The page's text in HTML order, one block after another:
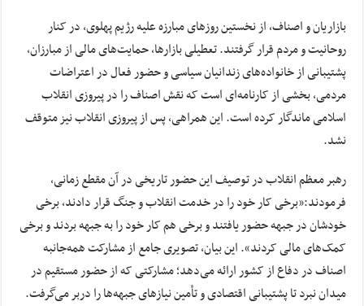
بازاریان و اصناف، از نخستین روزهای مبارزه علیه رژیم پهلوی، در کنار
روحانیت و مردم قرار گرفتند. تعطیلی بازارها، حمایت‌های مالی از مبارزان،
پشتیبانی از خانواده‌های زندانیان سیاسی و حضور فعال در اعتراضات
مردمی، بخشی از کارنامه‌ای است که نقش اصناف را در پیروزی انقلاب
اسلامی ماندگار کرده است. این همراهی، پس از پیروزی انقلاب نیز متوقف
نشد.
رهبر معظم انقلاب در توصیف این حضور تاریخی در آن مقطع زمانی،
فرمودند:«برخی کار خود را در خدمت انقلاب و جنگ قرار دادند، برخی
خودشان در جبهه حضور یافتند و برخی هم کار خود را به جبهه بردند و برخی
کمک‌های مالی کردند». این بیان، تصویری جامع از مشارکت همه‌جانبه
اصناف در دفاع از کشور ارائه می‌دهد؛ مشارکتی که از حضور مستقیم در
میدان نبرد تا پشتیبانی اقتصادی و تأمین نیازهای جبهه‌ها را دربر می‌گرفت.